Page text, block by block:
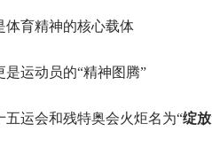
体育精神的核心载体
是运动员的“精神图腾”
五运会和残特奥会火炬名为“绽放